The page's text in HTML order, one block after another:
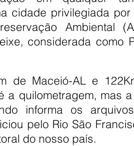
cidade privilegiada por
Ambiental
considerada como
de Maceió-AL e
a quilometragem, mas
informa os
pelo Rio São
do nosso país.